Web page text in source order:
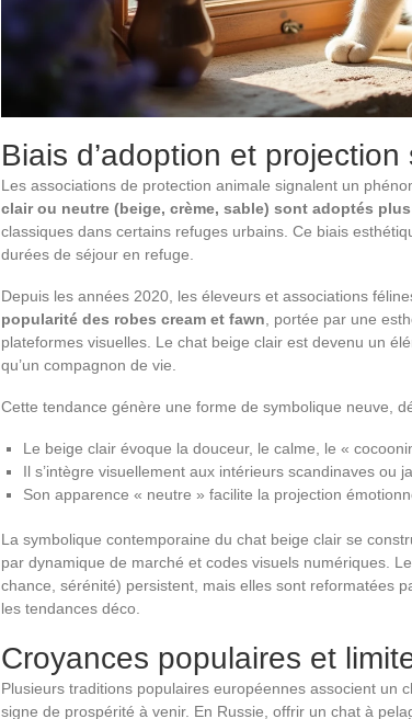
Biais d’adoption et
Les associations de protection animale signalent un
clair ou neutre (beige, crème, sable) sont adoptés
classiques dans certains refuges urbains. Ce biais
durées de séjour en refuge.
Depuis les années 2020, les éleveurs et associations
popularité des robes cream et fawn , portée par une
plateformes visuelles. Le chat beige clair est devenu un
qu’un compagnon de vie.
Cette tendance génère une forme de symbolique neuve,
Le beige clair évoque la douceur, le calme, le «
Il s’intègre visuellement aux intérieurs scandinaves ou
Son apparence « neutre » facilite la projection
La symbolique contemporaine du chat beige clair se
par dynamique de marché et codes visuels numériques.
chance, sérénité) persistent, mais elles sont reformatées
les tendances déco.
Croyances populaires et
Plusieurs traditions populaires européennes associent un
signe de prospérité à venir. En Russie, offrir un chat à